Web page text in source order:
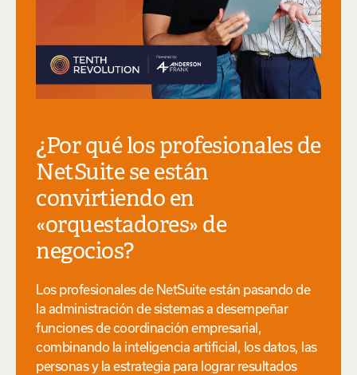
¿Por qué los profesionales de
NetSuite se están
convirtiendo en
«orquestadores» de
negocios?
Los profesionales de NetSuite están pasando de
la administración de sistemas a desempeñar
funciones de coordinación empresarial,
combinando la inteligencia artificial, los datos, las
personas y la estrategia para lograr resultados